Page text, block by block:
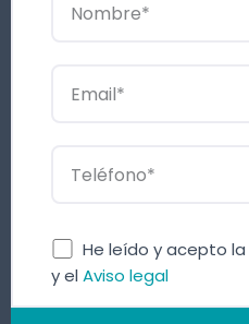
He leído y acepto la
y el Aviso legal